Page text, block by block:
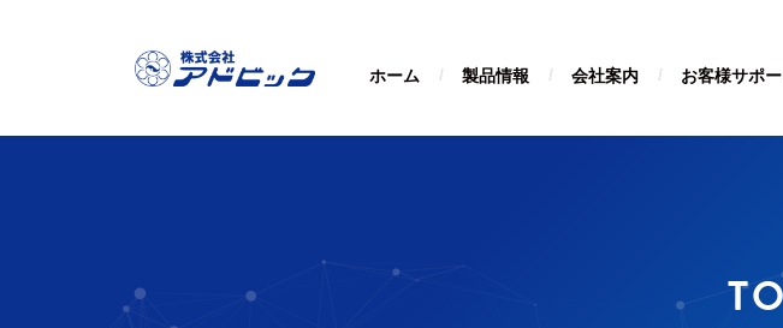
ホーム 製品情報 会社案内 お客様サポー